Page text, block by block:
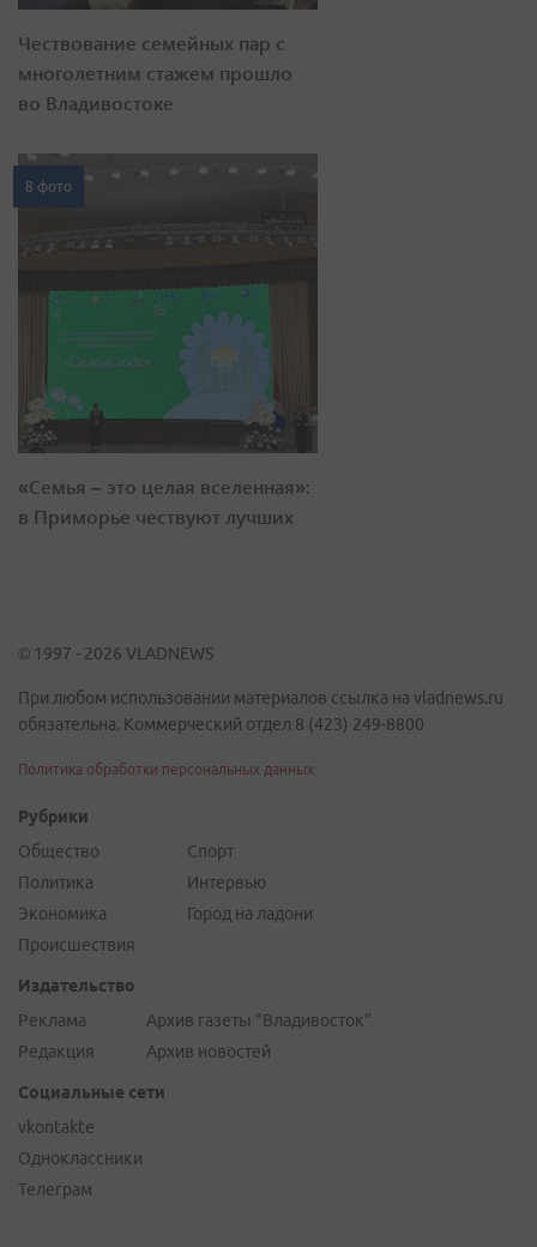
Чествование семейных пар с
многолетним стажем прошло
во Владивостоке
8 фото
«Семья – это целая вселенная»:
в Приморье чествуют лучших
© 1997 - 2026 VLADNEWS
При любом использовании материалов ссылка на vladnews.ru
обязательна. Коммерческий отдел 8 (423) 249-8800
Политика обработки персональных данных
Рубрики
Общество
Политика
Экономика
Происшествия
Спорт
Интервью
Город на ладони
Издательство
Реклама
Редакция
Архив газеты "Владивосток"
Архив новостей
Социальные сети
vkontakte
Одноклассники
Телеграм